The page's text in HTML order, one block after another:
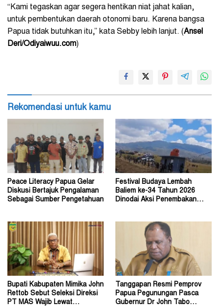
“Kami tegaskan agar segera hentikan niat jahat kalian,
untuk pembentukan daerah otonomi baru. Karena bangsa
Papua tidak butuhkan itu,” kata Sebby lebih lanjut. (Ansel
Deri/Odiyaiwuu.com)
Rekomendasi untuk kamu
Peace Literacy Papua Gelar
Diskusi Bertajuk Pengalaman
Sebagai Sumber Pengetahuan
Festival Budaya Lembah
Baliem ke-34 Tahun 2026
Dinodai Aksi Penembakan
Bupati Kabupaten Mimika John
Rettob Sebut Seleksi Direksi
PT MAS Wajib Lewat
Tanggapan Resmi Pemprov
Papua Pegunungan Pasca
Gubernur Dr John Tabo